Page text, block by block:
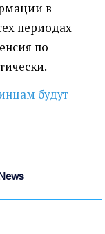
в
периодах
по
будут